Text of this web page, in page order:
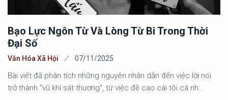
Bạo Lực Ngôn Từ Và Lòng Từ Bi Trong Thời
Đại Số
Văn Hóa Xã Hội 07/11/2025
Bài viết đã phân tích những nguyên nhân dẫn đến việc lời nói
trở thành "vũ khí sát thương", từ việc đề cao cái tôi cá nh...